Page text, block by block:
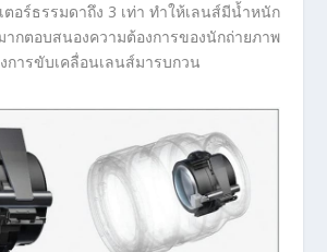
ตอร์ธรรมดาถึง 3 เท่า ทำให้เลนส์มีน้ำหนัก
ากตอบสนองความต้องการของนักถ่ายภาพ
การขับเคลื่อนเลนส์มารบกวน